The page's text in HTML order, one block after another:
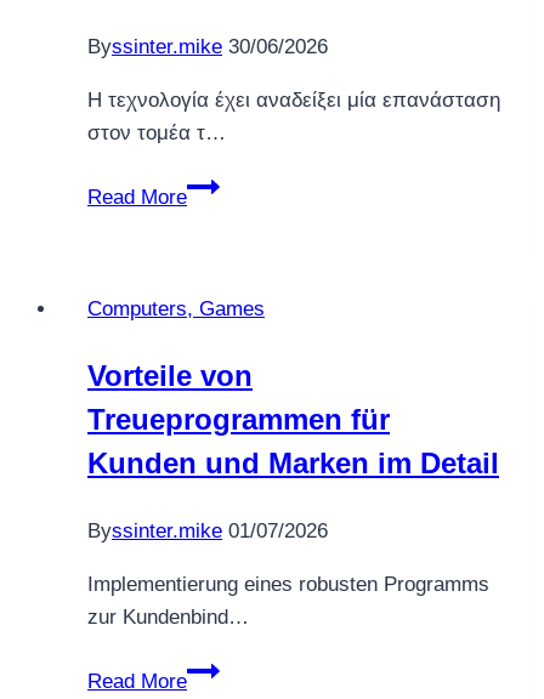
Byssinter.mike 30/06/2026
Η τεχνολογία έχει αναδείξει μία επανάσταση
στον τομέα τ…
Read More
Μελέτη
της
στην
Εκπαίδευση
Computers, Games
Vorteile von
Treueprogrammen für
Kunden und Marken im Detail
Byssinter.mike 01/07/2026
Implementierung eines robusten Programms
zur Kundenbind…
Read More
Vorteile